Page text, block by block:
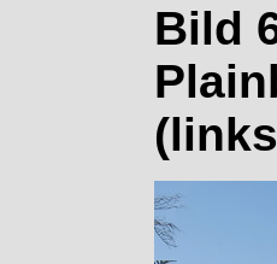
Bild